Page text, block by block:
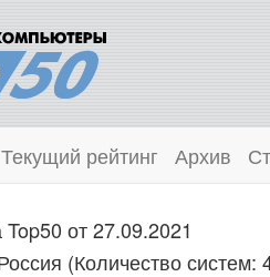
Текущий рейтинг Архив
от 27.09.2021
(Количество систем: